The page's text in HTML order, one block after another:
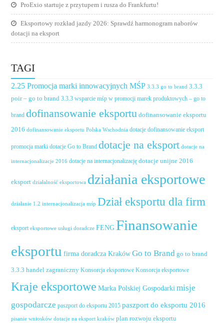
ProExio startuje z przytupem i rusza do Frankfurtu!
Eksportowy rozkład jazdy 2026: Sprawdź harmonogram naborów
dotacji na eksport
TAGI
2.25 Promocja marki innowacyjnych MŚP 3.3.3 go to brand 3.3.3
poir – go to brand 3.3.3 wsparcie mśp w promocji marek produktowych – go to
brand dofinansowanie eksportu dofinansowanie eksportu
2016 dofinansowanie eksportu Polska Wschodnia dotacje dofinansowanie eksport
promocja marki dotacje Go to Brand dotacje na eksport dotacje na
internacjonalizacje 2016 dotacje na internacjonalizację dotacje unijne 2016
eksport działalność eksportowa działania eksportowe
działanie 1.2 internacjonalizacja mśp Dział eksportu dla firm
eksport eksportowe usługi doradcze FENG Finansowanie
eksportu firma doradcza Kraków Go to Brand go to brand
3.3.3 handel zagraniczny Konsorcja eksportowe Konsorcja eksportowe
Kraje eksportowe Marka Polskiej Gospodarki misje
gospodarcze paszport do eksportu 2015 paszport do eksportu 2016
pisanie wniosków dotacje na eksport kraków plan rozwoju eksportu